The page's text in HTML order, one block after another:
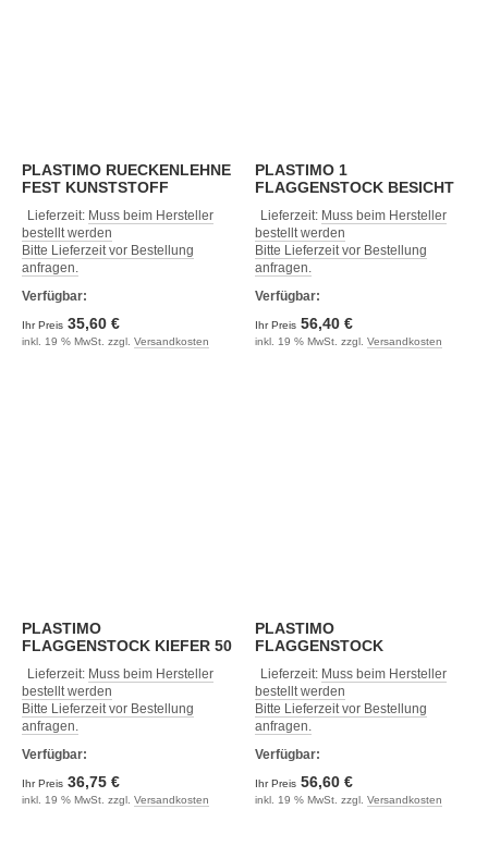
PLASTIMO RUECKENLEHNE
FEST KUNSTSTOFF
Lieferzeit: Muss beim Hersteller
bestellt werden
Bitte Lieferzeit vor Bestellung
anfragen.
Verfügbar:
Ihr Preis 35,60 €
inkl. 19 % MwSt. zzgl. Versandkosten
PLASTIMO 1
FLAGGENSTOCK BESICHT
Lieferzeit: Muss beim Hersteller
bestellt werden
Bitte Lieferzeit vor Bestellung
anfragen.
Verfügbar:
Ihr Preis 56,40 €
inkl. 19 % MwSt. zzgl. Versandkosten
PLASTIMO
FLAGGENSTOCK KIEFER 50
Lieferzeit: Muss beim Hersteller
bestellt werden
Bitte Lieferzeit vor Bestellung
anfragen.
Verfügbar:
Ihr Preis 36,75 €
inkl. 19 % MwSt. zzgl. Versandkosten
PLASTIMO
FLAGGENSTOCK
Lieferzeit: Muss beim Hersteller
bestellt werden
Bitte Lieferzeit vor Bestellung
anfragen.
Verfügbar:
Ihr Preis 56,60 €
inkl. 19 % MwSt. zzgl. Versandkosten